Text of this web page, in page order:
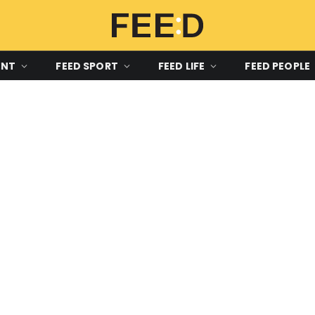
FEED SPORT FEED LIFE FEED PEOPLE